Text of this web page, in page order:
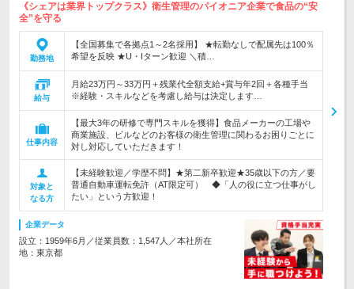
《シェアは業界トップクラス》衛生管理のパイオニア企業で食品の“安
全”を守る
勤務地
【全国募集で各拠点1～2名採用】 ★転勤なしで配属先は100％
希望を反映 ★U・Iターン歓迎 ＼積…
給与
月給23万円～33万円＋残業代全額支給+賞与年2回＋各種手当
※経験・スキルなどを考慮し給与は決定します…
仕事内容
【最大3年の研修で専門スキルを獲得】食品メーカーの工場や
商業施設、ビルなどのお客様の衛生管理に関わるお困りごとに
対し対応していただきます！
対象と
なる方
【未経験歓迎／学歴不問】★第二新卒歓迎★35歳以下の方／要
普通自動車運転免許（AT限定可） ◆「人の役に立つ仕事がし
たい」という方歓迎！
企業データ
設立：1959年6月／従業員数：1,547人／本社所在
地：東京都